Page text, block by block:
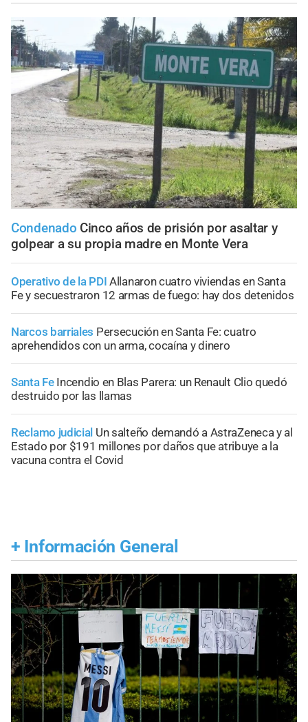
Condenado Cinco años de prisión por asaltar y
golpear a su propia madre en Monte Vera
Operativo de la PDI Allanaron cuatro viviendas en Santa
Fe y secuestraron 12 armas de fuego: hay dos detenidos
Narcos barriales Persecución en Santa Fe: cuatro
aprehendidos con un arma, cocaína y dinero
Santa Fe Incendio en Blas Parera: un Renault Clio quedó
destruido por las llamas
Reclamo judicial Un salteño demandó a AstraZeneca y al
Estado por $191 millones por daños que atribuye a la
vacuna contra el Covid
+ Información General